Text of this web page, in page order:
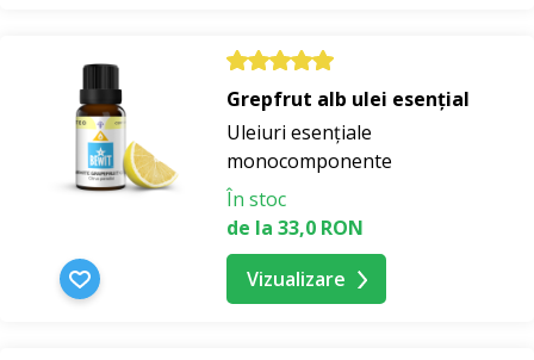
Grepfrut alb ulei esențial
Uleiuri esențiale
monocomponente
În stoc
de la 33,0 RON
Vizualizare